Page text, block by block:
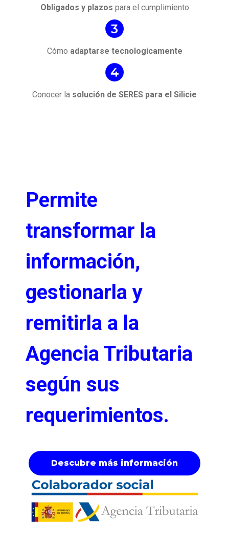
Obligados y plazos para el cumplimiento
Cómo adaptarse tecnologicamente
Conocer la solución de SERES para el Silicie
Permite
transformar la
información,
gestionarla y
remitirla a la
Agencia Tributaria
según sus
requerimientos.
Descubre más información